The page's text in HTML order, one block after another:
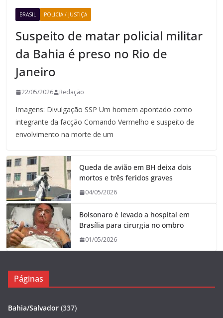
BRASIL POLICIA / JUSTIÇA
Suspeito de matar policial militar
da Bahia é preso no Rio de
Janeiro
22/05/2026 Redação
Imagens: Divulgação SSP Um homem apontado como
integrante da facção Comando Vermelho e suspeito de
envolvimento na morte de um
Queda de avião em BH deixa dois
mortos e três feridos graves
04/05/2026
Bolsonaro é levado a hospital em
Brasília para cirurgia no ombro
01/05/2026
Páginas
Bahia/Salvador (337)